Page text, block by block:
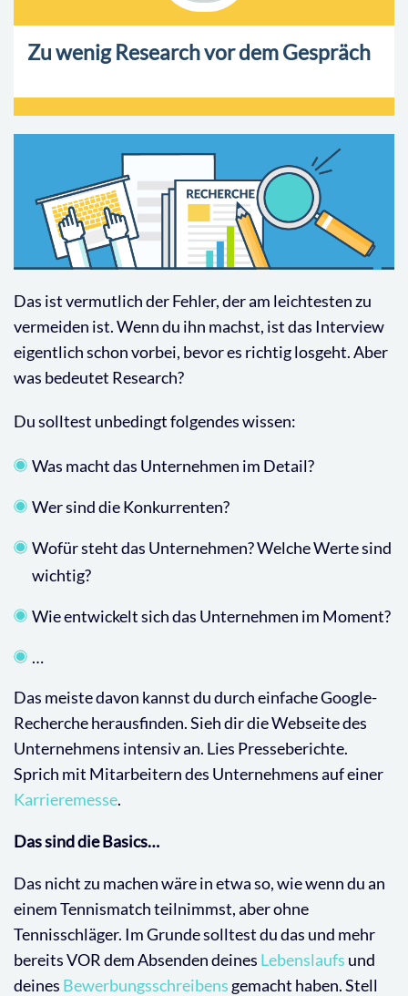
Zu wenig Research vor dem Gespräch
Das ist vermutlich der Fehler, der am leichtesten zu
vermeiden ist. Wenn du ihn machst, ist das Interview
eigentlich schon vorbei, bevor es richtig losgeht. Aber
was bedeutet Research?
Du solltest unbedingt folgendes wissen:
Was macht das Unternehmen im Detail?
Wer sind die Konkurrenten?
Wofür steht das Unternehmen? Welche Werte sind
wichtig?
Wie entwickelt sich das Unternehmen im Moment?
…
Das meiste davon kannst du durch einfache Google-
Recherche herausfinden. Sieh dir die Webseite des
Unternehmens intensiv an. Lies Presseberichte.
Sprich mit Mitarbeitern des Unternehmens auf einer
Karrieremesse.
Das sind die Basics…
Das nicht zu machen wäre in etwa so, wie wenn du an
einem Tennismatch teilnimmst, aber ohne
Tennisschläger. Im Grunde solltest du das und mehr
bereits VOR dem Absenden deines Lebenslaufs und
deines Bewerbungsschreibens gemacht haben. Stell